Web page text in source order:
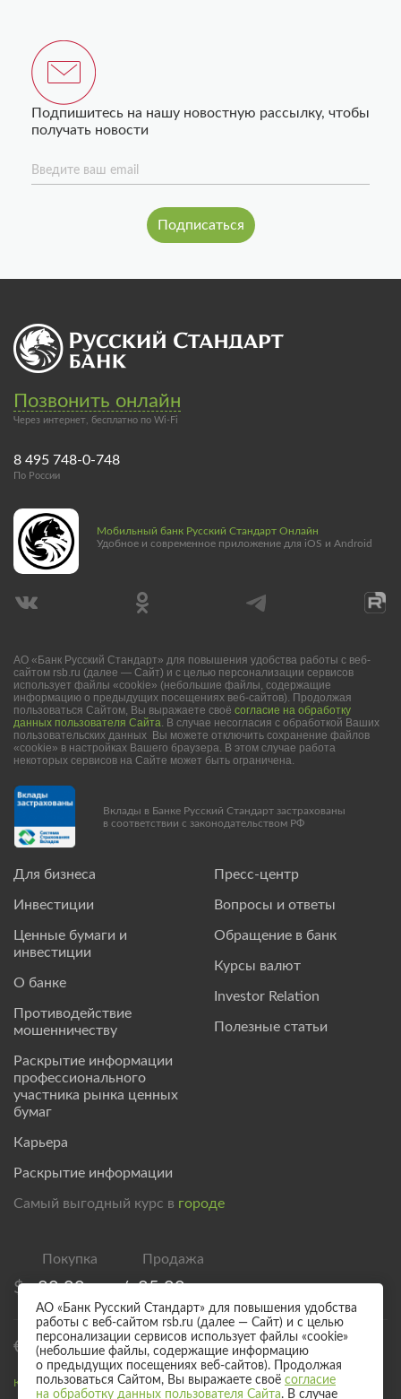
Подпишитесь на нашу новостную рассылку, чтобы
получать новости
Введите ваш email
Позвонить онлайн
Через интернет, бесплатно по Wi-Fi
8 495 748-0-748
По России
Для бизнеса
Инвестиции
Ценные бумаги и
инвестиции
О банке
Противодействие
мошенничеству
Раскрытие информации
профессионального
участника рынка ценных
бумаг
Карьера
Раскрытие информации
Пресс-центр
Вопросы и ответы
Обращение в банк
Курсы валют
Investor Relation
Полезные статьи
Мобильный банк Русский Стандарт Онлайн
Удобное и современное приложение для iOS и Android
АО «Банк Русский Стандарт» для повышения удобства работы с веб-
сайтом rsb.ru (далее — Сайт) и с целью персонализации сервисов
использует файлы «cookie» (небольшие файлы, содержащие
информацию о предыдущих посещениях веб-сайтов). Продолжая
пользоваться Сайтом, Вы выражаете своё согласие на обработку
данных пользователя Сайта. В случае несогласия с обработкой Ваших
пользовательских данных Вы можете отключить сохранение файлов
«cookie» в настройках Вашего браузера. В этом случае работа
некоторых сервисов на Сайте может быть ограничена.
Вклады в Банке Русский Стандарт застрахованы
в соответствии с законодательством РФ
Самый выгодный курс в городе
$ 80,00 / 85,00
€ 92,50 / 97,50
Курс валют для безналичного обмена
АО «Банк Русский Стандарт» для повышения удобства
работы с веб-сайтом rsb.ru (далее — Сайт) и с целью
персонализации сервисов использует файлы «cookie»
(небольшие файлы, содержащие информацию
о предыдущих посещениях веб-сайтов). Продолжая
пользоваться Сайтом, Вы выражаете своё согласие
на обработку данных пользователя Сайта. В случае